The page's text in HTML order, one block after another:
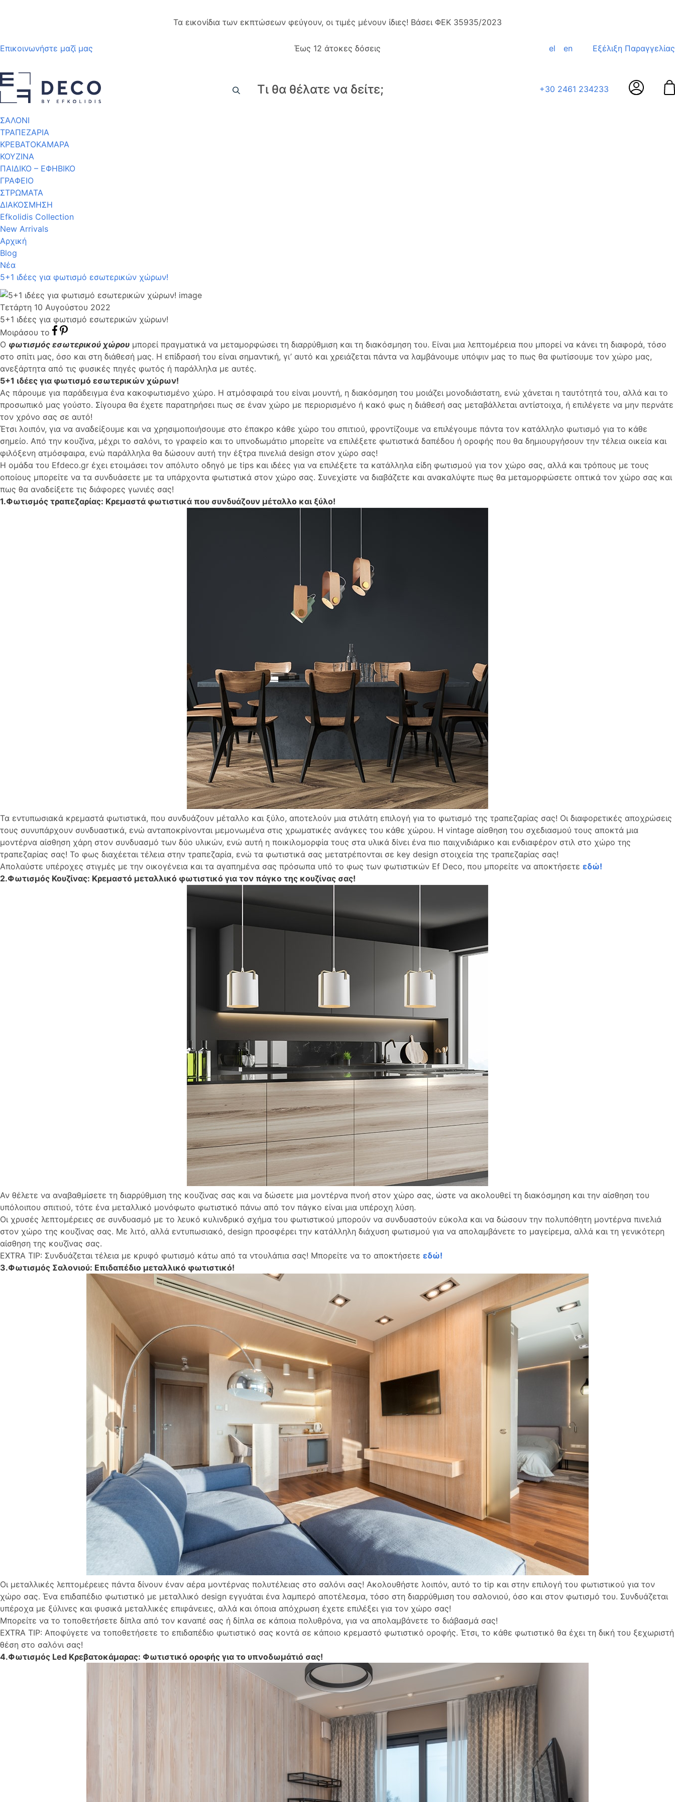
Τα εικονίδια των εκπτώσεων φεύγουν, οι τιμές μένουν ίδιες! Βάσει ΦΕΚ 35935/2023
Επικοινωνήστε μαζί μας Έως 12 άτοκες δόσεις el en Εξέλιξη Παραγγελίας
+30 2461 234233
ΣΑΛΟΝΙ
ΤΡΑΠΕΖΑΡΙΑ
ΚΡΕΒΑΤΟΚΑΜΑΡΑ
ΚΟΥΖΙΝΑ
ΠΑΙΔΙΚΟ – ΕΦΗΒΙΚΟ
ΓΡΑΦΕΙΟ
ΣΤΡΩΜΑΤΑ
ΔΙΑΚΟΣΜΗΣΗ
Efkolidis Collection
New Arrivals
Αρχική
Blog
Νέα
5+1 ιδέες για φωτισμό εσωτερικών χώρων!
Τετάρτη 10 Αυγούστου 2022
5+1 ιδέες για φωτισμό εσωτερικών χώρων!
Μοιράσου το
Ο φωτισμός εσωτερικού χώρου μπορεί πραγματικά να μεταμορφώσει τη διαρρύθμιση και τη διακόσμηση του. Είναι μια λεπτομέρεια που μπορεί να κάνει τη διαφορά, τόσο
στο σπίτι μας, όσο και στη διάθεσή μας. Η επίδρασή του είναι σημαντική, γι’ αυτό και χρειάζεται πάντα να λαμβάνουμε υπόψιν μας το πως θα φωτίσουμε τον χώρο μας,
ανεξάρτητα από τις φυσικές πηγές φωτός ή παράλληλα με αυτές.
5+1 ιδέες για φωτισμό εσωτερικών χώρων!
Ας πάρουμε για παράδειγμα ένα κακοφωτισμένο χώρο. Η ατμόσφαιρά του είναι μουντή, η διακόσμηση του μοιάζει μονοδιάστατη, ενώ χάνεται η ταυτότητά του, αλλά και το
προσωπικό μας γούστο. Σίγουρα θα έχετε παρατηρήσει πως σε έναν χώρο με περιορισμένο ή κακό φως η διάθεσή σας μεταβάλλεται αντίστοιχα, ή επιλέγετε να μην περνάτε
τον χρόνο σας σε αυτό!
Έτσι λοιπόν, για να αναδείξουμε και να χρησιμοποιήσουμε στο έπακρο κάθε χώρο του σπιτιού, φροντίζουμε να επιλέγουμε πάντα τον κατάλληλο φωτισμό για το κάθε
σημείο. Από την κουζίνα, μέχρι το σαλόνι, το γραφείο και το υπνοδωμάτιο μπορείτε να επιλέξετε φωτιστικά δαπέδου ή οροφής που θα δημιουργήσουν την τέλεια οικεία και
φιλόξενη ατμόσφαιρα, ενώ παράλληλα θα δώσουν αυτή την έξτρα πινελιά design στον χώρο σας!
Η ομάδα του Efdeco.gr έχει ετοιμάσει τον απόλυτο οδηγό με tips και ιδέες για να επιλέξετε τα κατάλληλα είδη φωτισμού για τον χώρο σας, αλλά και τρόπους με τους
οποίους μπορείτε να τα συνδυάσετε με τα υπάρχοντα φωτιστικά στον χώρο σας. Συνεχίστε να διαβάζετε και ανακαλύψτε πως θα μεταμορφώσετε οπτικά τον χώρο σας και
πως θα αναδείξετε τις διάφορες γωνιές σας!
1.Φωτισμός τραπεζαρίας: Κρεμαστά φωτιστικά που συνδυάζουν μέταλλο και ξύλο!
Τα εντυπωσιακά κρεμαστά φωτιστικά, που συνδυάζουν μέταλλο και ξύλο, αποτελούν μια στιλάτη επιλογή για το φωτισμό της τραπεζαρίας σας! Οι διαφορετικές αποχρώσεις
τους συνυπάρχουν συνδυαστικά, ενώ ανταποκρίνονται μεμονωμένα στις χρωματικές ανάγκες του κάθε χώρου. Η vintage αίσθηση του σχεδιασμού τους αποκτά μια
μοντέρνα αίσθηση χάρη στον συνδυασμό των δύο υλικών, ενώ αυτή η ποικιλομορφία τους στα υλικά δίνει ένα πιο παιχνιδιάρικο και ενδιαφέρον στιλ στο χώρο της
τραπεζαρίας σας! Το φως διαχέεται τέλεια στην τραπεζαρία, ενώ τα φωτιστικά σας μετατρέπονται σε key design στοιχεία της τραπεζαρίας σας!
Απολαύστε υπέροχες στιγμές με την οικογένεια και τα αγαπημένα σας πρόσωπα υπό το φως των φωτιστικών Ef Deco, που μπορείτε να αποκτήσετε εδώ!
2.Φωτισμός Κουζίνας: Κρεμαστό μεταλλικό φωτιστικό για τον πάγκο της κουζίνας σας!
Αν θέλετε να αναβαθμίσετε τη διαρρύθμιση της κουζίνας σας και να δώσετε μια μοντέρνα πνοή στον χώρο σας, ώστε να ακολουθεί τη διακόσμηση και την αίσθηση του
υπόλοιπου σπιτιού, τότε ένα μεταλλικό μονόφωτο φωτιστικό πάνω από τον πάγκο είναι μια υπέροχη λύση.
Οι χρυσές λεπτομέρειες σε συνδυασμό με το λευκό κυλινδρικό σχήμα του φωτιστικού μπορούν να συνδυαστούν εύκολα και να δώσουν την πολυπόθητη μοντέρνα πινελιά
στον χώρο της κουζίνας σας. Με λιτό, αλλά εντυπωσιακό, design προσφέρει την κατάλληλη διάχυση φωτισμού για να απολαμβάνετε το μαγείρεμα, αλλά και τη γενικότερη
αίσθηση της κουζίνας σας.
EXTRA TIP: Συνδυάζεται τέλεια με κρυφό φωτισμό κάτω από τα ντουλάπια σας! Μπορείτε να το αποκτήσετε εδώ!
3.Φωτισμός Σαλονιού: Επιδαπέδιο μεταλλικό φωτιστικό!
Οι μεταλλικές λεπτομέρειες πάντα δίνουν έναν αέρα μοντέρνας πολυτέλειας στο σαλόνι σας! Ακολουθήστε λοιπόν, αυτό το tip και στην επιλογή του φωτιστικού για τον
χώρο σας. Ένα επιδαπέδιο φωτιστικό με μεταλλικό design εγγυάται ένα λαμπερό αποτέλεσμα, τόσο στη διαρρύθμιση του σαλονιού, όσο και στον φωτισμό του. Συνδυάζεται
υπέροχα με ξύλινες και φυσικά μεταλλικές επιφάνειες, αλλά και όποια απόχρωση έχετε επιλέξει για τον χώρο σας!
Μπορείτε να το τοποθετήσετε δίπλα από τον καναπέ σας ή δίπλα σε κάποια πολυθρόνα, για να απολαμβάνετε το διάβασμά σας!
EXTRA TIP: Αποφύγετε να τοποθετήσετε το επιδαπέδιο φωτιστικό σας κοντά σε κάποιο κρεμαστό φωτιστικό οροφής. Έτσι, το κάθε φωτιστικό θα έχει τη δική του ξεχωριστή
θέση στο σαλόνι σας!
4.Φωτισμός Led Κρεβατοκάμαρας: Φωτιστικό οροφής για το υπνοδωμάτιό σας!